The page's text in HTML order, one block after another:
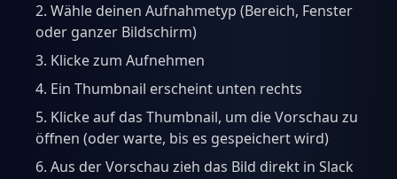
Wähle deinen Aufnahmetyp (Bereich, Fenster
oder ganzer Bildschirm)
Klicke zum Aufnehmen
Ein Thumbnail erscheint unten rechts
Klicke auf das Thumbnail, um die Vorschau zu
öffnen (oder warte, bis es gespeichert wird)
Aus der Vorschau zieh das Bild direkt in Slack